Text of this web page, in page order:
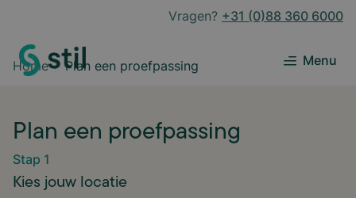
Vragen? +31 (0)88 360 6000
Menu
Home Plan een proefpassing
Plan een proefpassing
Stap 1
Kies jouw locatie